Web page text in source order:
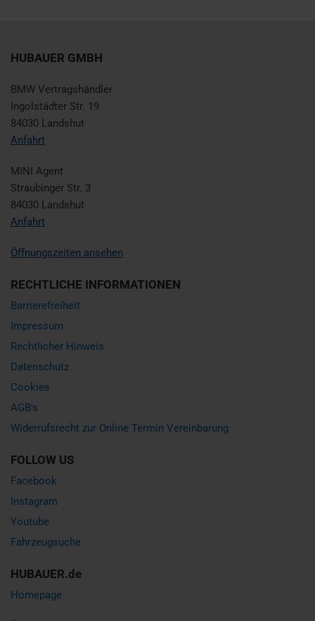
HUBAUER GMBH
BMW Vertragshändler
Ingolstädter Str. 19
84030 Landshut
Anfahrt
MINI Agent
Straubinger Str. 3
84030 Landshut
Anfahrt
Öffnungszeiten ansehen
RECHTLICHE INFORMATIONEN
Barrierefreiheit
Impressum
Rechtlicher Hinweis
Datenschutz
Cookies
AGB's
Widerrufsrecht zur Online Termin Vereinbarung
FOLLOW US
Facebook
Instagram
Youtube
Fahrzeugsuche
HUBAUER.de
Homepage